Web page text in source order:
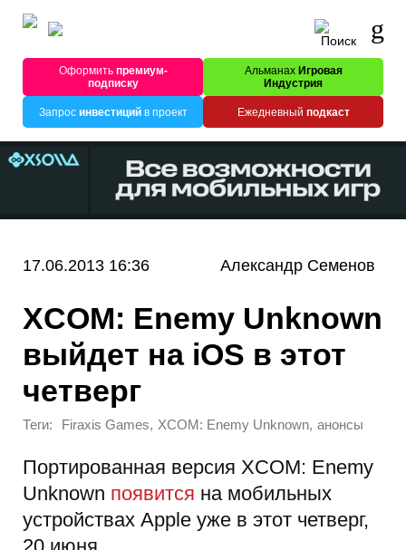
Оформитьпремиум-
подписку
Альманах Игровая
Индустрия
Запрос инвестицийв проект Ежедневный подкаст
17.06.2013 16:36 Александр Семенов
XCOM: Enemy Unknown
выйдет на iOS в этот
четверг
Теги: Firaxis Games, XCOM: Enemy Unknown, анонсы
Портированная версия XCOM: Enemy
Unknown появится на мобильных
устройствах Apple уже в этот четверг,